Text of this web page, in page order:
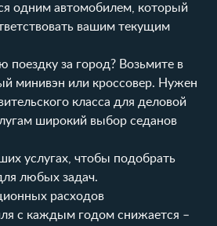
одним автомобилем, который
вашим текущим
поездку за город? Возьмите в
минивэн или кроссовер. Нужен
класса для деловой
широкий выбор седанов
услугах , чтобы подобрать
любых задач.
расходов
с каждым годом снижается –